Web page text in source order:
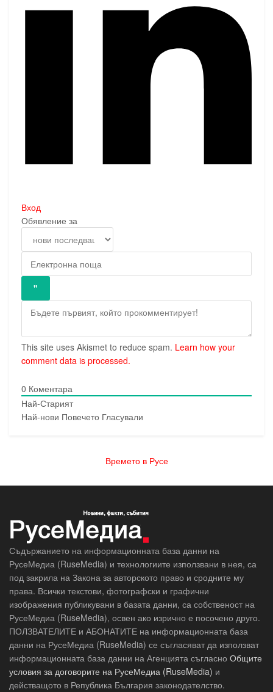
Вход
Обявление за
This site uses Akismet to reduce spam. Learn how your
comment data is processed.
0 Коментара
Най-Старият
Най-нови Повечето Гласували
Времето в Русе
Съдържанието на информационната база данни на
РусеМедиа (RuseMedia) и технологиите използвани в нея, са
под закрила на Закона за авторското право и сродните му
права. Всички текстови, фотографски и графични
изображения публикувани в базата данни, са собственост на
РусеМедиа (RuseMedia), освен ако изрично е посочено друго.
ПОЛЗВАТЕЛИТЕ и АБОНАТИТЕ на информационната база
данни на РусеМедиа (RuseMedia) се съгласяват да използват
информационната база данни на Агенцията съгласно Общите
условия за договорите на РусеМедиа (RuseMedia) и
действащото в Република България законодателство.